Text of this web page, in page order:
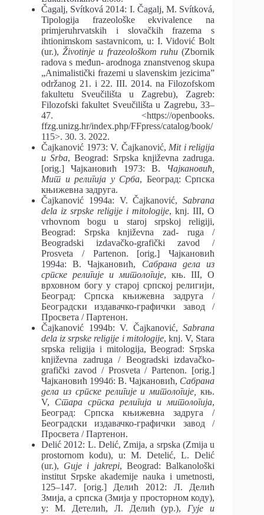
Čagalj, Svítková 2014: I. Čagalj, M. Svítková,
Tipologija frazeološke ekvivalence na
primjeruhrvatskih i slovačkih frazema s
ihtionimskom sastavnicom, u: I. Vidović Bolt
(ur.),Životinje u frazeološkom ruhu(Zbornik
radova s međun- arodnoga znanstvenog skupa
„Animalistički frazemi u slavenskim jezicima”
održanog 21. i 22. III. 2014. na Filozofskom
fakultetu Sveučilišta u Zagrebu), Zagreb:
Filozofski fakultet Sveučilišta u Zagrebu, 33–
47. <https://openbooks.
ffzg.unizg.hr/index.php/FFpress/catalog/book/
115>. 30. 3. 2022.
Čajkanović 1973: V. Čajkanović, Mit i religija
u Srba, Beograd: Srpska književna zadruga.
[orig.] Чајкановић 1973: В.
Чајкановић,
Мит и религија у Срба, Београд: Српска
књижевна задруга.
Čajkanović 1994а: V. Čajkanović,Sabrana
dela iz srpske religije i mitologije, knj. III, O
vrhovnom bogu u staroj srpskoj religiji,
Beograd: Srpska književna zad- ruga /
Beogradski izdavačko-grafički zavod /
Prosveta / Partenon. [orig.] Чајкановић
1994а: В. Чајкановић, Сабрана дела из
српске религије и митологије, књ. III, О
врховном богу у старој српској религији,
Београд: Српска књижевна задруга /
Београдски издавачко-графички завод /
Просвета / Партенон.
Čajkanović 1994b: V. Čajkanović,Sabrana
dela iz srpske religije i mitologije, knj. V, Stara
srpska religija i mitologija, Beograd: Srpska
književna zadruga / Beogradski izdavačko-
grafički zavod / Prosveta / Partenon. [orig.]
Чајкановић 1994б: В. Чајкановић, Сабрана
дела из српске религије и митологије,књ.
V, Стара српска религија и митологија,
Београд: Српска књижевна задруга /
Београдски издавачко-графички завод /
Просвета / Партенон.
Delić 2012: L. Delić, Zmija, a srpska (Zmija u
prostornom kodu), u: M. Detelić, L. Delić
(ur.), Guje i jakrepi, Beograd: Balkanološki
institut Srpske akademije nauka i umetnosti,
125–147. [orig.] Делић 2012: Л. Делић
Змија, а српска (Змија у просторном коду),
у: М. Детелић, Л. Делић (ур.), Гује и